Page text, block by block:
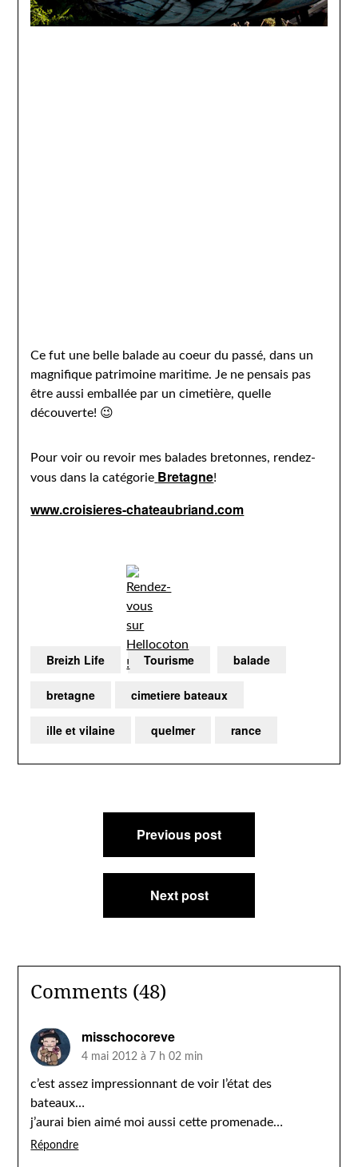
Ce fut une belle balade au coeur du passé, dans un
magnifique patrimoine maritime. Je ne pensais pas
être aussi emballée par un cimetière, quelle
découverte! 😉
Pour voir ou revoir mes balades bretonnes, rendez-
vous dans la catégorie Bretagne!
www.croisieres-chateaubriand.com
Breizh Life Tourisme balade
bretagne cimetiere bateaux
ille et vilaine quelmer rance
Navigation
Previous post
Next post
Comments (48)
misschocoreve
4 mai 2012 à 7 h 02 min
c’est assez impressionnant de voir l’état des
bateaux…
j’aurai bien aimé moi aussi cette promenade…
Répondre